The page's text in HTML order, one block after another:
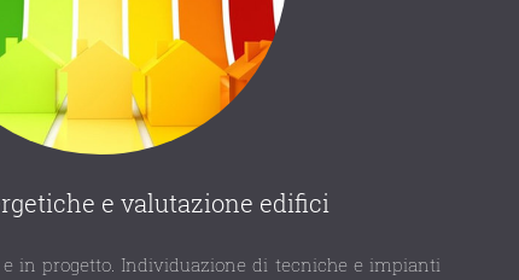
e valutazione edifici
in progetto. Individuazione di tecniche e impianti